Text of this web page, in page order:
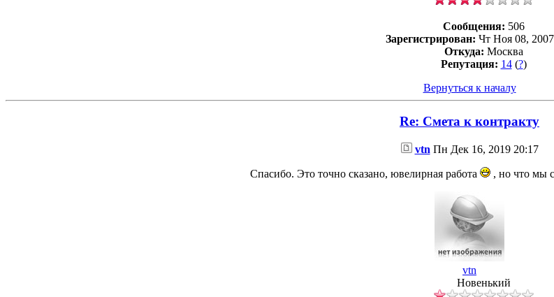
Сообщения: 506
Зарегистрирован: Чт Ноя 08,
Откуда: Москва
Репутация: 14(?)
Вернуться к началу
Re: Смета к контракту
vtn Пн Дек 16, 2019 20:17
Спасибо. Это точно сказано, ювелирная работа , но что мы
vtn
Новенький